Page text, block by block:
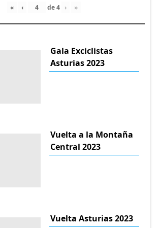
« ‹ de4 › »
Gala Exciclistas
Asturias 2023
Vuelta a la Montaña
Central 2023
Vuelta Asturias 2023